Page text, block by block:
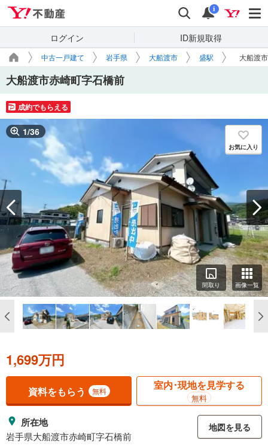
検索 通知
i
ログイン ID新規取得
中古一戸建て 岩手県 大船渡市 盛駅 大船渡
大船渡市赤崎町字石橋前
成約でもらえる
1/36
お気に入り
間取り 画像一覧
1,699万円
資料をもらう 無料 室内･現地を見学する
無料
所在地
岩手県大船渡市赤崎町字石橋前
地図を見る